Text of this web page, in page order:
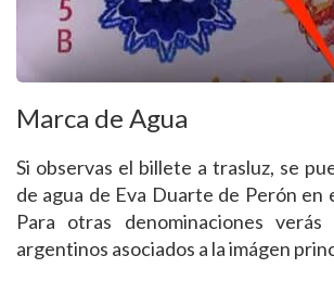
Marca de Agua
Si observas el billete a trasluz, se
de agua de Eva Duarte de Perón en
Para otras denominaciones
argentinos asociados a la imágen